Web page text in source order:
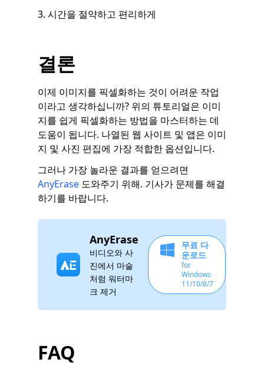
3. 시간을 절약하고 편리하게
결론
이제 이미지를 픽셀화하는 것이 어려운 작업
이라고 생각하십니까? 위의 튜토리얼은 이미
지를 쉽게 픽셀화하는 방법을 마스터하는 데
도움이 됩니다. 나열된 웹 사이트 및 앱은 이미
지 및 사진 편집에 가장 적합한 옵션입니다.
그러나 가장 놀라운 결과를 얻으려면
AnyErase 도와주기 위해. 기사가 문제를 해결
하기를 바랍니다.
AnyErase
비디오와 사
진에서 마술
처럼 워터마
크 제거
무료 다
운로드
for
Windows
11/10/8/7
FAQ